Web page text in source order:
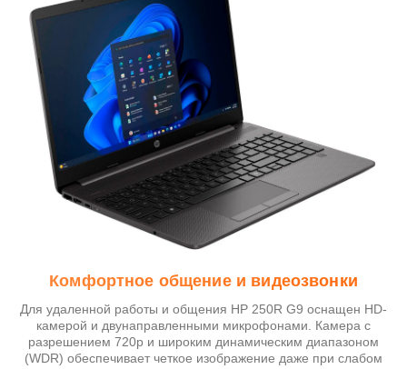
Комфортное общение и видеозвонки
Для удаленной работы и общения HP 250R G9 оснащен HD-
камерой и двунаправленными микрофонами. Камера с
разрешением 720p и широким динамическим диапазоном
(WDR) обеспечивает четкое изображение даже при слабом